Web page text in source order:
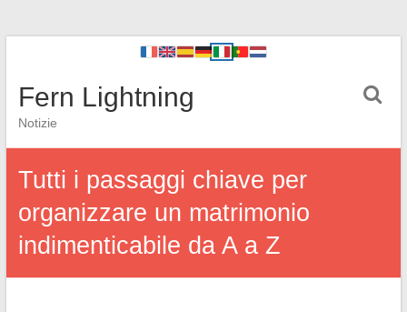
Fern Lightning
Notizie
Tutti i passaggi chiave per
organizzare un matrimonio
indimenticabile da A a Z